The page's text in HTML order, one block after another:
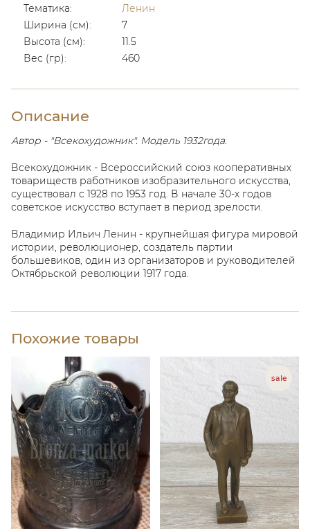
Тематика:
Ленин
Ширина (см):
7
Высота (см):
11.5
Вес (гр):
460
Описание
Автор - "Всекохудожник". Модель 1932года.
Всекохудожник - Всероссийский союз кооперативных
товариществ работников изобразительного искусства,
существовал с 1928 по 1953 год. В начале 30-х годов
советское искусство вступает в период зрелости.
Владимир Ильич Ленин - крупнейшая фигура мировой
истории, революционер, создатель партии
большевиков, один из организаторов и руководителей
Октябрьской революции 1917 года.
Похожие товары